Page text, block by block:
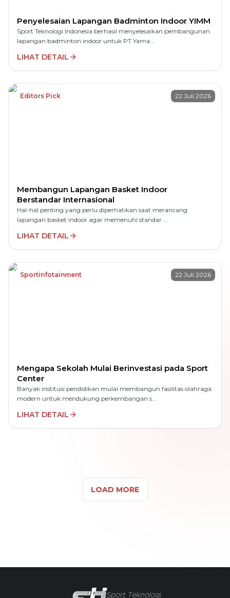
Penyelesaian Lapangan Badminton Indoor YIMM
Sport Teknologi Indonesia berhasil menyelesaikan pembangunan
lapangan badminton indoor untuk PT Yama...
LIHAT DETAIL
Editors Pick 22 Juli 2026
Membangun Lapangan Basket Indoor
Berstandar Internasional
Hal-hal penting yang perlu diperhatikan saat merancang
lapangan basket indoor agar memenuhi standar ...
LIHAT DETAIL
Sportinfotainment 22 Juli 2026
Mengapa Sekolah Mulai Berinvestasi pada Sport
Center
Banyak institusi pendidikan mulai membangun fasilitas olahraga
modern untuk mendukung perkembangan s...
LIHAT DETAIL
LOAD MORE